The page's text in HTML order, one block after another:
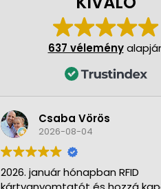
637 vélemény
Csaba Vörös
2026-08-04
2026. január hónapban RFID